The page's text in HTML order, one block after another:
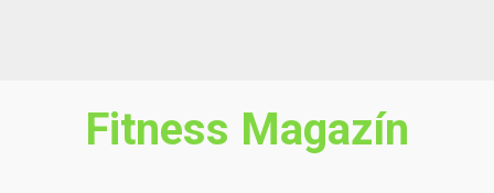
Fitness Magazín